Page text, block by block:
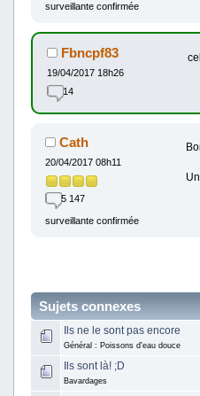
surveillante confirmée
Fbncpf83
19/04/2017 18h26
14
Cath
20/04/2017 08h11
5 147
surveillante confirmée
Sujets connexes
Ils ne le sont pas encore
Général : Poissons d'eau douce
Ils sont là! ;D
Bavardages